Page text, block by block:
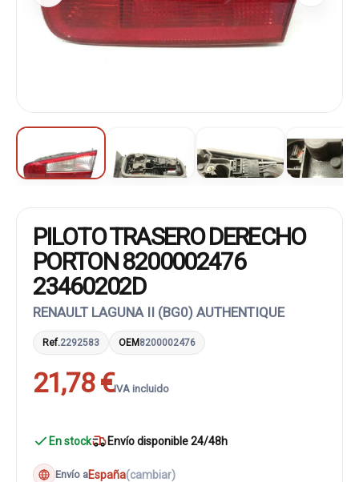
PILOTO TRASERO DERECHO
PORTON 8200002476
23460202D
RENAULT LAGUNA II (BG0) AUTHENTIQUE
Ref.2292583 OEM8200002476
21,78 €IVA incluido
En stock Envío disponible 24/48h
Envío aEspaña(cambiar)